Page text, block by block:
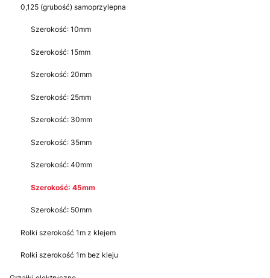
0,125 (grubość) samoprzylepna
Szerokość: 10mm
Szerokość: 15mm
Szerokość: 20mm
Szerokość: 25mm
Szerokość: 30mm
Szerokość: 35mm
Szerokość: 40mm
Szerokość: 45mm
Szerokość: 50mm
Rolki szerokość 1m z klejem
Rolki szerokość 1m bez kleju